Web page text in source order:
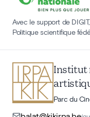
Avec le support de
Politique scientifique
Institut
Parc du